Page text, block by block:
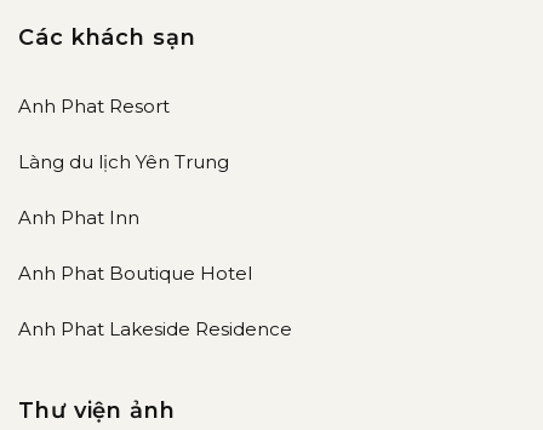
Các khách sạn
Anh Phat Resort
Làng du lịch Yên Trung
Anh Phat Inn
Anh Phat Boutique Hotel
Anh Phat Lakeside Residence
Thư viện ảnh